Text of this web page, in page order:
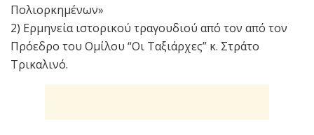
Πολιορκημένων»
2) Ερμηνεία ιστορικού τραγουδιού από τον από τον
Πρόεδρο του Ομίλου “Οι Ταξιάρχες” κ. Στράτο
Τρικαλινό.